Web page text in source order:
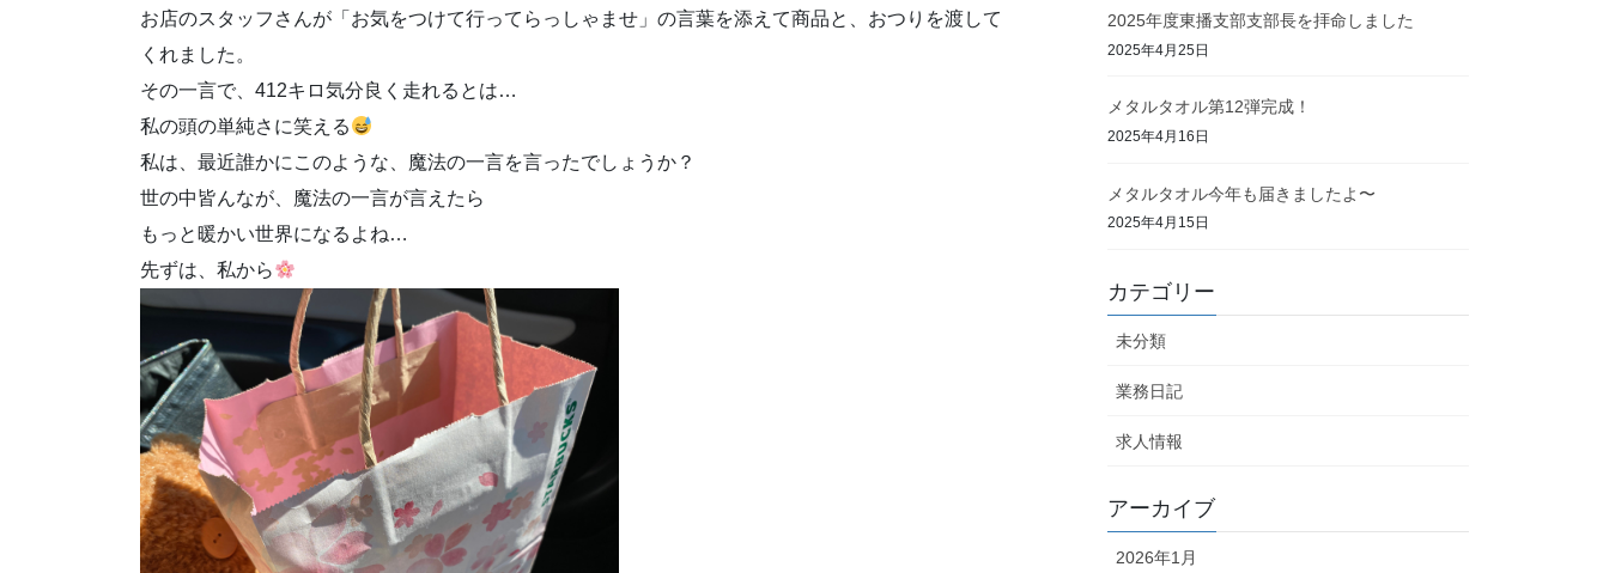
お店のスタッフさんが「お気をつけて行ってらっしゃませ」の言葉を添えて商品と、おつりを渡して
くれました。
その一言で、412キロ気分良く走れるとは…
私の頭の単純さに笑える
私は、最近誰かにこのような、魔法の一言を言ったでしょうか？
世の中皆んなが、魔法の一言が言えたら
もっと暖かい世界になるよね…
先ずは、私から
2025年度東播支部支部長を拝命しました
2025年4月25日
メタルタオル第12弾完成！
2025年4月16日
メタルタオル今年も届きましたよ〜
2025年4月15日
カテゴリー
未分類
業務日記
求人情報
アーカイブ
2026年1月